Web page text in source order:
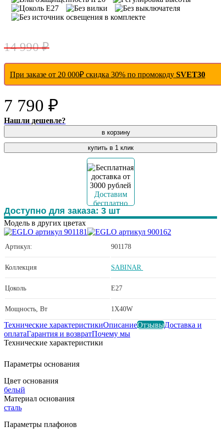
14 990 ₽
При заказе от 20 000₽ скидка 30% по промокоду SVET30
7 790 ₽
Нашли дешевле?
в корзину
купить в 1 клик
Доставим
бесплатно
Доступно для заказа: 3 шт
Модель в других цветах
Артикул: 901178
Коллекция SABINAR
Цоколь E27
Мощность, Вт 1X40W
Технические характеристикиОписаниеОтзывыДоставка и
оплатаГарантия и возвратПочему мы
Технические характеристики
Параметры основания
Цвет основания
белый
Материал основания
сталь
Параметры плафонов